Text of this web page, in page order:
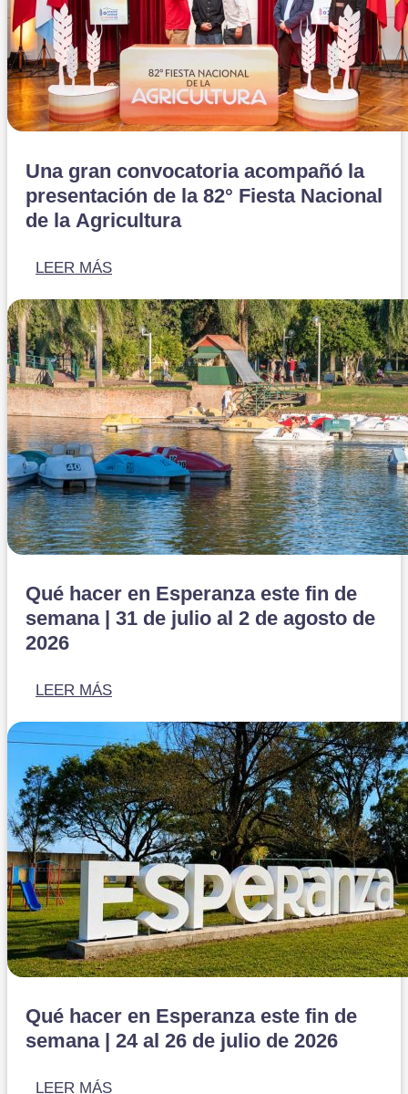
Una gran convocatoria acompañó la
presentación de la 82° Fiesta Nacional
de la Agricultura
LEER MÁS
Qué hacer en Esperanza este fin de
semana | 31 de julio al 2 de agosto de
2026
LEER MÁS
Qué hacer en Esperanza este fin de
semana | 24 al 26 de julio de 2026
LEER MÁS